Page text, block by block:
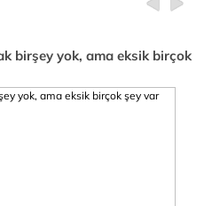
birşey yok, ama eksik birçok